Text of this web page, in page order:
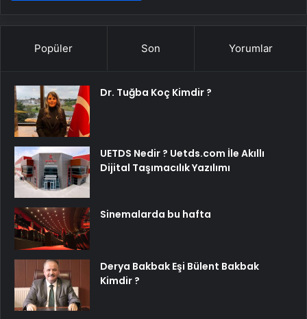
Popüler Son Yorumlar
Dr. Tuğba Koç Kimdir ?
UETDS Nedir ? Uetds.com İle Akıllı
Dijital Taşımacılık Yazılımı
Sinemalarda bu hafta
Derya Bakbak Eşi Bülent Bakbak
Kimdir ?